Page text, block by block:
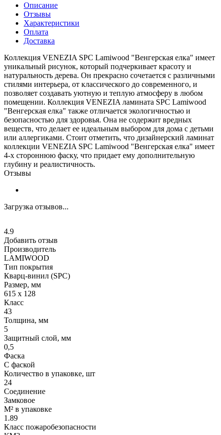
Описание
Отзывы
Характеристики
Оплата
Доставка
Коллекция VENEZIA SPC Lamiwood "Венгерская елка" имеет
уникальный рисунок, который подчеркивает красоту и
натуральность дерева. Он прекрасно сочетается с различными
стилями интерьера, от классического до современного, и
позволяет создавать уютную и теплую атмосферу в любом
помещении. Коллекция VENEZIA ламината SPC Lamiwood
"Венгерская елка" также отличается экологичностью и
безопасностью для здоровья. Она не содержит вредных
веществ, что делает ее идеальным выбором для дома с детьми
или аллергиками. Стоит отметить, что дизайнерский ламинат
коллекции VENEZIA SPC Lamiwood "Венгерская елка" имеет
4-х стороннюю фаску, что придает ему дополнительную
глубину и реалистичность.
Отзывы
Загрузка отзывов...
4.9
Добавить отзыв
Производитель
LAMIWOOD
Тип покрытия
Кварц-винил (SPC)
Размер, мм
615 х 128
Класс
43
Толщина, мм
5
Защитный слой, мм
0,5
Фаска
С фаской
Количество в упаковке, шт
24
Соединение
Замковое
М² в упаковке
1.89
Класс пожаробезопасности